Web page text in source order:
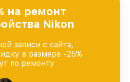
на ремонт
Nikon
записи с сайта,
в размере -25%
по ремонту